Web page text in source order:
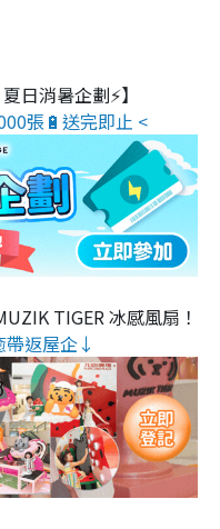
日消暑企劃⚡】
張🔋送完即止 <
TIGER 冰感風扇！
帶返屋企↓